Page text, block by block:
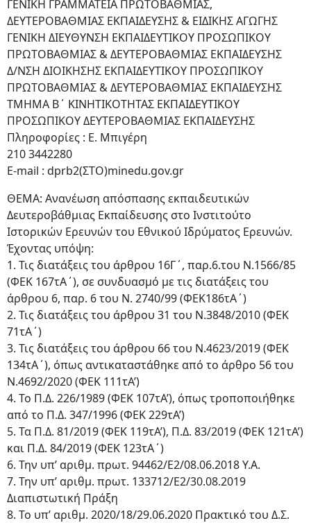
ΓΕΝΙΚΗ ΓΡΑΜΜΑΤΕΙΑ ΠΡΩΤΟΒΑΘΜΙΑΣ,
ΔΕΥΤΕΡΟΒΑΘΜΙΑΣ ΕΚΠΑΙΔΕΥΣΗΣ & ΕΙΔΙΚΗΣ ΑΓΩΓΗΣ
ΓΕΝΙΚΗ ΔΙΕΥΘΥΝΣΗ ΕΚΠΑΙΔΕΥΤΙΚΟΥ ΠΡΟΣΩΠΙΚΟΥ
ΠΡΩΤΟΒΑΘΜΙΑΣ & ΔΕΥΤΕΡΟΒΑΘΜΙΑΣ ΕΚΠΑΙΔΕΥΣΗΣ
Δ/ΝΣΗ ΔΙΟΙΚΗΣΗΣ ΕΚΠΑΙΔΕΥΤΙΚΟΥ ΠΡΟΣΩΠΙΚΟΥ
ΠΡΩΤΟΒΑΘΜΙΑΣ & ΔΕΥΤΕΡΟΒΑΘΜΙΑΣ ΕΚΠΑΙΔΕΥΣΗΣ
ΤΜΗΜΑ Β΄ ΚΙΝΗΤΙΚΟΤΗΤΑΣ ΕΚΠΑΙΔΕΥΤΙΚΟΥ
ΠΡΟΣΩΠΙΚΟΥ ΔΕΥΤΕΡΟΒΑΘΜΙΑΣ ΕΚΠΑΙΔΕΥΣΗΣ
Πληροφορίες : Ε. Μπιγέρη
210 3442280
E-mail : dprb2(ΣΤΟ)minedu.gov.gr
ΘΕΜΑ: Ανανέωση απόσπασης εκπαιδευτικών
Δευτεροβάθμιας Εκπαίδευσης στο Ινστιτούτο
Ιστορικών Ερευνών του Εθνικού Ιδρύματος Ερευνών.
Έχοντας υπόψη:
1. Τις διατάξεις του άρθρου 16Γ΄, παρ.6.του Ν.1566/85
(ΦΕΚ 167τΑ΄), σε συνδυασμό με τις διατάξεις του
άρθρου 6, παρ. 6 του Ν. 2740/99 (ΦΕΚ186τΑ΄)
2. Τις διατάξεις του άρθρου 31 του Ν.3848/2010 (ΦΕΚ
71τΑ΄)
3. Τις διατάξεις του άρθρου 66 του Ν.4623/2019 (ΦΕΚ
134τΑ΄), όπως αντικαταστάθηκε από το άρθρο 56 του
Ν.4692/2020 (ΦΕΚ 111τΑ’)
4. Το Π.Δ. 226/1989 (ΦΕΚ 107τΑ’), όπως τροποποιήθηκε
από το Π.Δ. 347/1996 (ΦΕΚ 229τΑ’)
5. Τα Π.Δ. 81/2019 (ΦΕΚ 119τΑ’), Π.Δ. 83/2019 (ΦΕΚ 121τΑ’)
και Π.Δ. 84/2019 (ΦΕΚ 123τΑ΄)
6. Την υπ’ αριθμ. πρωτ. 94462/Ε2/08.06.2018 Υ.Α.
7. Την υπ’ αριθμ. πρωτ. 133712/E2/30.08.2019
Διαπιστωτική Πράξη
8. Το υπ’ αριθμ. 2020/18/29.06.2020 Πρακτικό του Δ.Σ.